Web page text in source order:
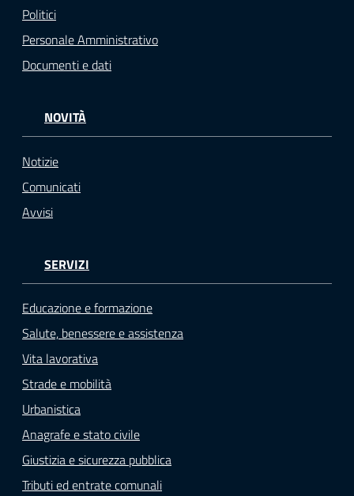
Politici
Personale Amministrativo
Documenti e dati
NOVITÀ
Notizie
Comunicati
Avvisi
SERVIZI
Educazione e formazione
Salute, benessere e assistenza
Vita lavorativa
Strade e mobilità
Urbanistica
Anagrafe e stato civile
Giustizia e sicurezza pubblica
Tributi ed entrate comunali